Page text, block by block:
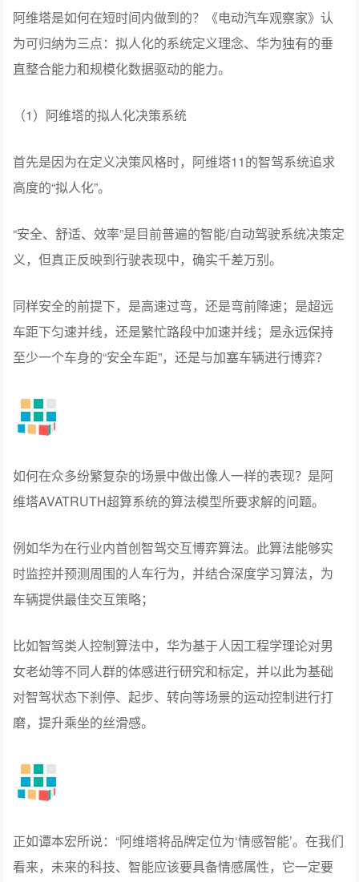
阿维塔是如何在短时间内做到的？《电动汽车观察家》认
为可归纳为三点：拟人化的系统定义理念、华为独有的垂
直整合能力和规模化数据驱动的能力。
（1）阿维塔的拟人化决策系统
首先是因为在定义决策风格时，阿维塔11的智驾系统追求
高度的“拟人化”。
“安全、舒适、效率”是目前普遍的智能/自动驾驶系统决策定
义，但真正反映到行驶表现中，确实千差万别。
同样安全的前提下，是高速过弯，还是弯前降速；是超远
车距下匀速并线，还是繁忙路段中加速并线；是永远保持
至少一个车身的“安全车距”，还是与加塞车辆进行博弈？
如何在众多纷繁复杂的场景中做出像人一样的表现？是阿
维塔AVATRUTH超算系统的算法模型所要求解的问题。
例如华为在行业内首创智驾交互博弈算法。此算法能够实
时监控并预测周围的人车行为，并结合深度学习算法，为
车辆提供最佳交互策略；
比如智驾类人控制算法中，华为基于人因工程学理论对男
女老幼等不同人群的体感进行研究和标定，并以此为基础
对智驾状态下刹停、起步、转向等场景的运动控制进行打
磨，提升乘坐的丝滑感。
正如谭本宏所说：“阿维塔将品牌定位为‘情感智能’。在我们
看来，未来的科技、智能应该要具备情感属性，它一定要